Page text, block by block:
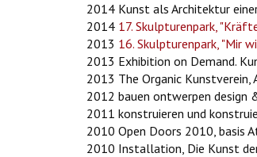
2014 Kunst als Architektur
2014 17. Skulpturenpark,
2013 16. Skulpturenpark, "Mir
2013 Exhibition on Demand.
2013 The Organic
2012 bauen ontwerpen design
2011 konstruieren und
2010 Open Doors 2010, basis
2010 Installation, Die Kunst